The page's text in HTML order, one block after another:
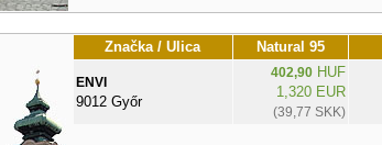
Značka / Ulica Natural 95
ENVI
9012 Győr
402,90HUF
1,320 EUR
(39,77 SKK)